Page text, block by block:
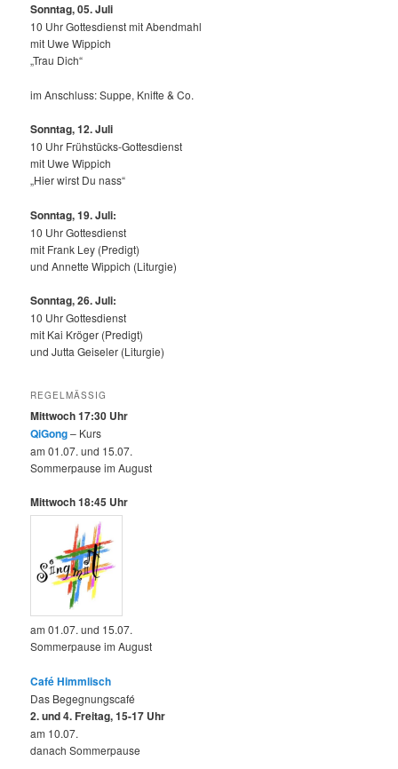
Sonntag, 05. Juli
10 Uhr Gottesdienst mit Abendmahl
mit Uwe Wippich
„Trau Dich“
im Anschluss: Suppe, Knifte & Co.
Sonntag, 12.Juli
10 Uhr Frühstücks-Gottesdienst
mit Uwe Wippich
„Hier wirst Du nass“
Sonntag, 19. Juli:
10 Uhr Gottesdienst
mit Frank Ley (Predigt)
und Annette Wippich (Liturgie)
Sonntag, 26. Juli:
10 Uhr Gottesdienst
mit Kai Kröger (Predigt)
und Jutta Geiseler (Liturgie)
REGELMÄSSIG
Mittwoch 17:30 Uhr
QiGong– Kurs
am 01.07. und 15.07.
Sommerpause im August
Mittwoch 18:45 Uhr
am 01.07. und 15.07.
Sommerpause im August
Café Himmlisch
Das Begegnungscafé
2. und 4. Freitag, 15-17 Uhr
am 10.07.
danach Sommerpause